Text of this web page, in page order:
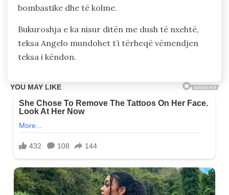
bombastike dhe të kolme.
Bukuroshja e ka nisur ditën me dush të nxehtë,
teksa Angelo mundohet t’i tërheqë vëmendjen
teksa i këndon.